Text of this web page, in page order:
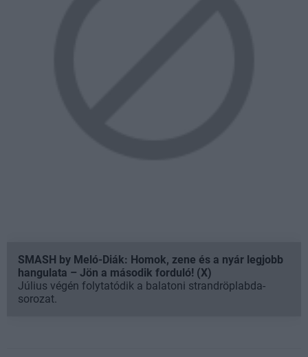
SMASH by Meló-Diák: Homok, zene és a nyár legjobb
hangulata – Jön a második forduló! (X)
Július végén folytatódik a balatoni strandröplabda-
sorozat.